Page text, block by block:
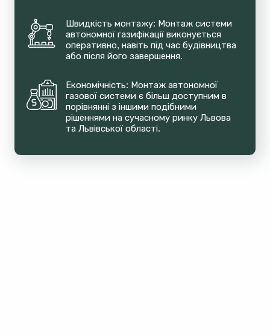
Швидкість монтажу: Монтаж системи
автономної газифікації виконується
оперативно, навіть під час будівництва
або після його завершення.
Економічність: Монтаж автономної
газової системи є більш доступним в
порівнянні з іншими подібними
рішеннями на сучасному ринку Львова
та Львівської області.